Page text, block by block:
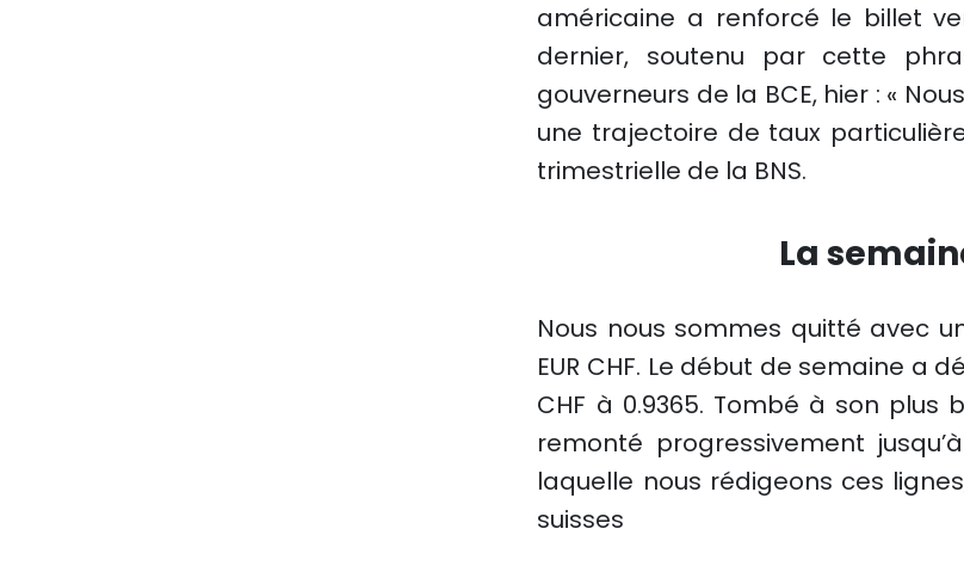
américaine a renforcé le billet
dernier, soutenu par cette
gouverneurs de la BCE, hier : «
une trajectoire de taux
trimestrielle de la BNS.
La
Nous nous sommes quitté avec
EUR CHF. Le début de semaine a
CHF à 0.9365. Tombé à son
remonté progressivement
laquelle nous rédigeons ces
suisses